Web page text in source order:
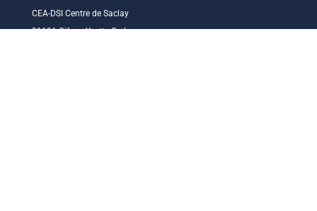
CEA-DSI Centre de Saclay
91191 Gif-sur-Yvette Cedex